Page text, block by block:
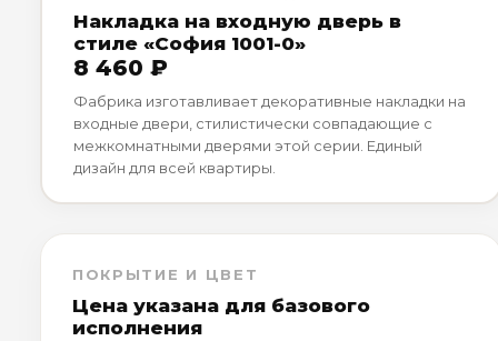
Накладка на входную дверь в
стиле «София 1001-0»
8 460 ₽
Фабрика изготавливает декоративные накладки на
входные двери, стилистически совпадающие с
межкомнатными дверями этой серии. Единый
дизайн для всей квартиры.
ПОКРЫТИЕ И ЦВЕТ
Цена указана для базового
исполнения